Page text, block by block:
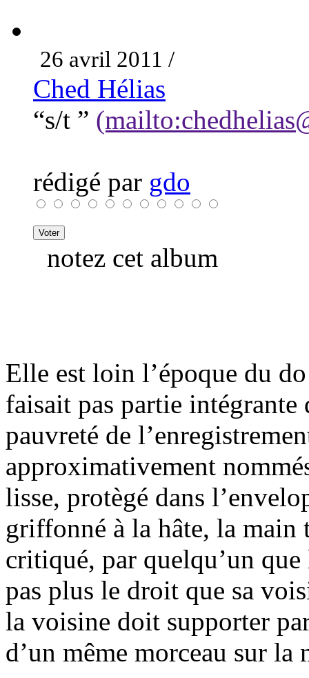
26 avril 2011 /
Ched Hélias
“s/t ”
rédigé par gdo
notez cet album
Elle est loin l’époque du
faisait pas partie
pauvreté de
approximativement
lisse, protègé dans
griffonné à la hâte, la main
critiqué, par quelqu’un
pas plus le droit que sa
la voisine doit supporter
d’un même morceau sur la